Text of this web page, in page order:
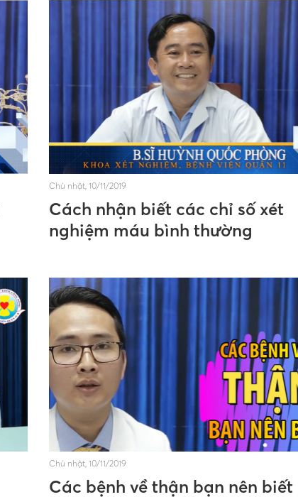
Chủ nhật, 10/11/2019
Cách nhận biết các chỉ số xét
nghiệm máu bình thường
Chủ nhật, 10/11/2019
Các bệnh về thận bạn nên biết